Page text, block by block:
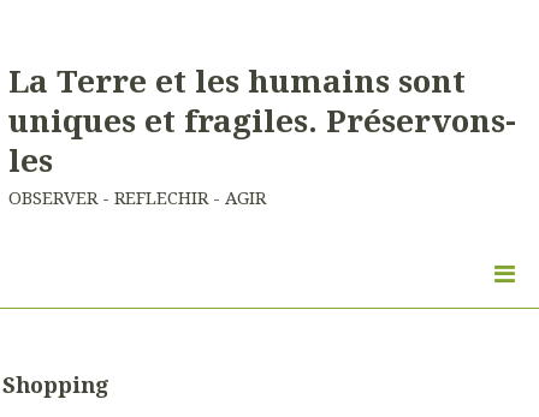
La Terre et les humains sont
uniques et fragiles. Préservons-
les
OBSERVER - REFLECHIR - AGIR
Shopping